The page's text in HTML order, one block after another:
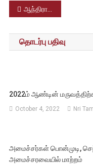
Post
navigation
ஆந்திரா பெருமாள் கோயிலில் நெரிசல் விபத்து; கோயில் சீல் வைத்து மூடப்பட்டது.
தொடர்பு பதிவு
2022ம் ஆண்டின்
October 4, 2022 Nri
அமைச்சர்கள் பொன்முடி,
அமைச்சரவையில் மாற்றம்